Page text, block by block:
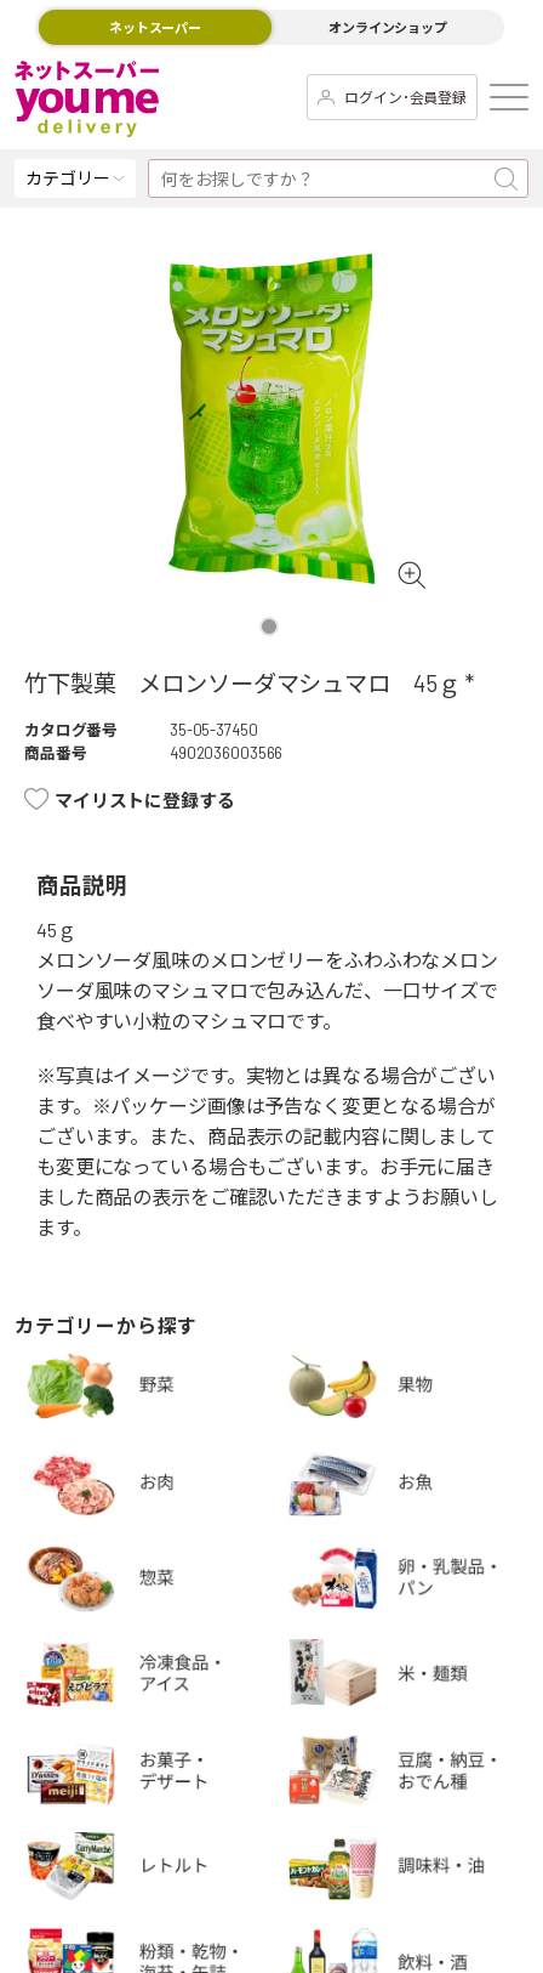
ネットスーパー オンラインショップ
ログイン･会員登録
カテゴリー
竹下製菓 メロンソーダマシュマロ 45ｇ *
カタログ番号
35-05-37450
商品番号
4902036003566
マイリストに登録する
商品説明
45ｇ
メロンソーダ風味のメロンゼリーをふわふわなメロン
ソーダ風味のマシュマロで包み込んだ、一口サイズで
食べやすい小粒のマシュマロです。
※写真はイメージです。実物とは異なる場合がござい
ます。※パッケージ画像は予告なく変更となる場合が
ございます。また、商品表示の記載内容に関しまして
も変更になっている場合もございます。お手元に届き
ました商品の表示をご確認いただきますようお願いし
ます。
カテゴリーから探す